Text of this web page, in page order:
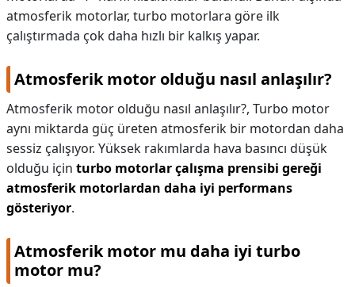
atmosferik motorlar, turbo motorlara göre ilk
çalıştırmada çok daha hızlı bir kalkış yapar.
Atmosferik motor olduğu nasıl anlaşılır?
Atmosferik motor olduğu nasıl anlaşılır?, Turbo motor
aynı miktarda güç üreten atmosferik bir motordan daha
sessiz çalışıyor. Yüksek rakımlarda hava basıncı düşük
olduğu için turbo motorlar çalışma prensibi gereği
atmosferik motorlardan daha iyi performans
gösteriyor.
Atmosferik motor mu daha iyi turbo
motor mu?